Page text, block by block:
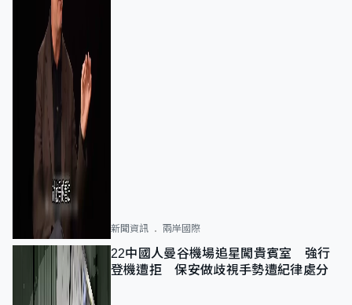
新聞資訊 兩岸國際
22中國人曼谷機場追星闖貴賓室 強行
登機遭拒 保安做歧視手勢遭紀律處分